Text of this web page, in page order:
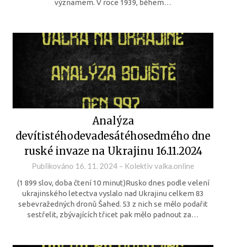
významem. V roce 1939, během…
Analýza
devítistéhodevadesátéhosedmého dne
ruské invaze na Ukrajinu 16.11.2024
Publikováno 16. 11. 2024 – Kolektiv valka.online
(1 899 slov, doba čtení 10 minut)Rusko dnes podle velení
ukrajinského letectva vyslalo nad Ukrajinu celkem 83
sebevražedných dronů Šahed. 53 z nich se mělo podařit
sestřelit, zbývajících třicet pak mělo padnout za…